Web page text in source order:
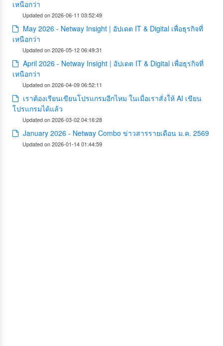
เหนือกว่า
Updated on 2026-06-11 03:52:49
May 2026 - Netway Insight | อัปเดต IT & Digital เพื่อธุรกิจที่
เหนือกว่า
Updated on 2026-05-12 06:49:31
April 2026 - Netway Insight | อัปเดต IT & Digital เพื่อธุรกิจที่
เหนือกว่า
Updated on 2026-04-09 06:52:11
เราต้องเรียนเขียนโปรแกรมอีกไหม ในเมื่อเราสั่งให้ AI เขียน
โปรแกรมได้แล้ว
Updated on 2026-03-02 04:16:28
January 2026 - Netway Combo ข่าวสารรายเดือน ม.ค. 2569
Updated on 2026-01-14 01:44:59